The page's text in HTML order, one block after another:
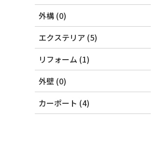
外構 (0)
エクステリア (5)
リフォーム (1)
外壁 (0)
カーポート (4)